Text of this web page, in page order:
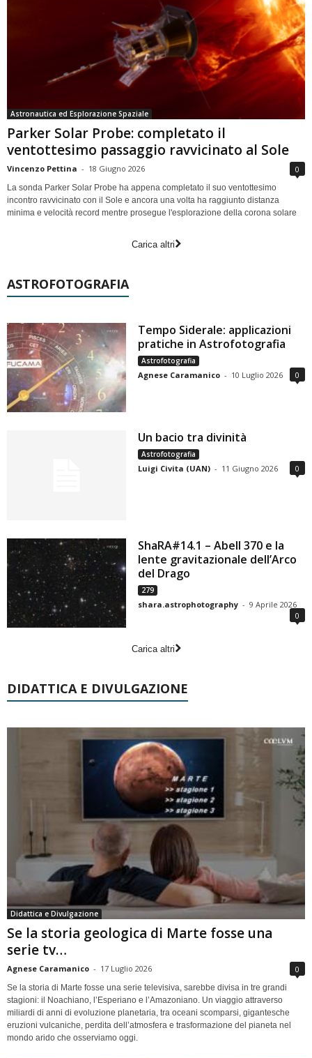
Astronautica ed Esplorazione Spaziale
Parker Solar Probe: completato il
ventottesimo passaggio ravvicinato al Sole
Vincenzo Pettina - 18 Giugno 2026 0
La sonda Parker Solar Probe ha appena completato il suo ventottesimo
incontro ravvicinato con il Sole e ancora una volta ha raggiunto distanza
minima e velocità record mentre prosegue l'esplorazione della corona solare
Carica altri
ASTROFOTOGRAFIA
Tempo Siderale: applicazioni
pratiche in Astrofotografia
Astrofotografia
Agnese Caramanico - 10 Luglio 2026 0
Un bacio tra divinità
Astrofotografia
Luigi Civita (UAN) - 11 Giugno 2026 0
ShaRA#14.1 – Abell 370 e la
lente gravitazionale dell’Arco
del Drago
279
shara.astrophotography - 9 Aprile 2026
0
Carica altri
DIDATTICA E DIVULGAZIONE
Didattica e Divulgazione
Se la storia geologica di Marte fosse una
serie tv…
Agnese Caramanico - 17 Luglio 2026 0
Se la storia di Marte fosse una serie televisiva, sarebbe divisa in tre grandi
stagioni: il Noachiano, l’Esperiano e l’Amazoniano. Un viaggio attraverso
miliardi di anni di evoluzione planetaria, tra oceani scomparsi, gigantesche
eruzioni vulcaniche, perdita dell’atmosfera e trasformazione del pianeta nel
mondo arido che osserviamo oggi.